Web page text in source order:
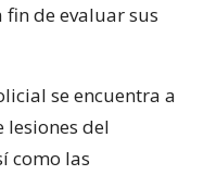
fin de evaluar sus
se encuentra a
lesiones del
como las